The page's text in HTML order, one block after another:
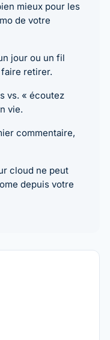
mieux pour les
de votre
jour ou un fil
retirer.
vs. « écoutez
vie.
commentaire,
cloud ne peut
depuis votre